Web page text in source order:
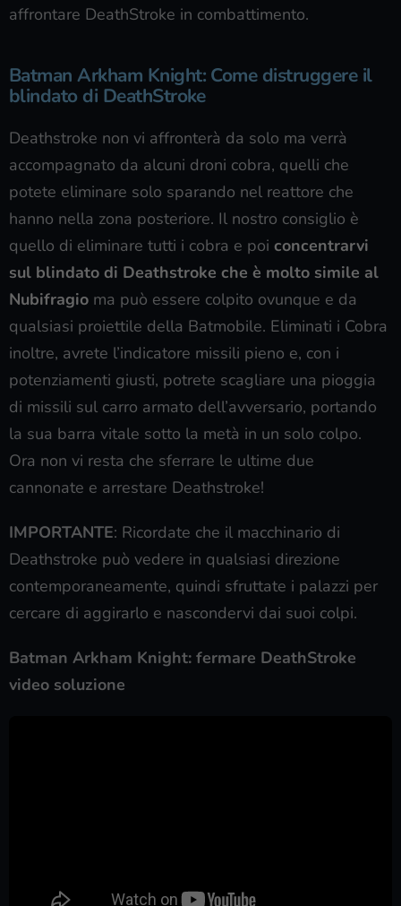
affrontare DeathStroke in combattimento.
Batman Arkham Knight: Come distruggere il
blindato di DeathStroke
Deathstroke non vi affronterà da solo ma verrà
accompagnato da alcuni droni cobra, quelli che
potete eliminare solo sparando nel reattore che
hanno nella zona posteriore. Il nostro consiglio è
quello di eliminare tutti i cobra e poi concentrarvi
sul blindato di Deathstroke che è molto simile al
Nubifragio ma può essere colpito ovunque e da
qualsiasi proiettile della Batmobile. Eliminati i Cobra
inoltre, avrete l’indicatore missili pieno e, con i
potenziamenti giusti, potrete scagliare una pioggia
di missili sul carro armato dell’avversario, portando
la sua barra vitale sotto la metà in un solo colpo.
Ora non vi resta che sferrare le ultime due
cannonate e arrestare Deathstroke!
IMPORTANTE: Ricordate che il macchinario di
Deathstroke può vedere in qualsiasi direzione
contemporaneamente, quindi sfruttate i palazzi per
cercare di aggirarlo e nascondervi dai suoi colpi.
Batman Arkham Knight: fermare DeathStroke
video soluzione